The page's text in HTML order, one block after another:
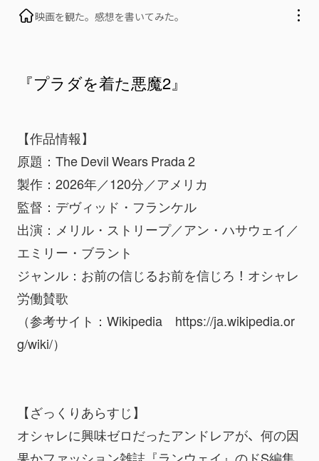
映画を観た。感想を書いてみた。
『プラダを着た悪魔2』
【作品情報】
原題：The Devil Wears Prada 2
製作：2026年／120分／アメリカ
監督：デヴィッド・フランケル
出演：メリル・ストリープ／アン・ハサウェイ／
エミリー・ブラント
ジャンル：お前の信じるお前を信じろ！オシャレ
労働賛歌
（参考サイト：Wikipedia　https://ja.wikipedia.or
g/wiki/）
【ざっくりあらすじ】
オシャレに興味ゼロだったアンドレアが、何の因
果かファッション雑誌『ランウェイ』のドS編集